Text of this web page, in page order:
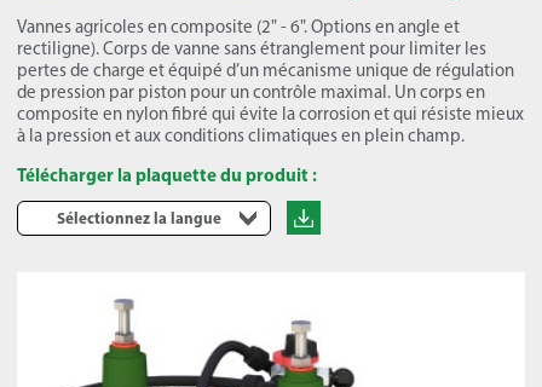
Vannes agricoles en composite (2" - 6". Options en angle et
rectiligne). Corps de vanne sans étranglement pour limiter les
pertes de charge et équipé d’un mécanisme unique de régulation
de pression par piston pour un contrôle maximal. Un corps en
composite en nylon fibré qui évite la corrosion et qui résiste mieux
à la pression et aux conditions climatiques en plein champ.
Télécharger la plaquette du produit :
Sélectionnez la langue